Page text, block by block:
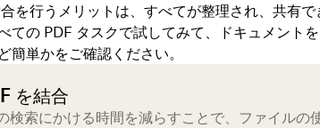
を行うメリットは、すべてが整理され、共有で
ての PDF タスクで試してみて、ドキュメント
簡単かをご確認ください。
を結合
検索にかける時間を減らすことで、ファイルの